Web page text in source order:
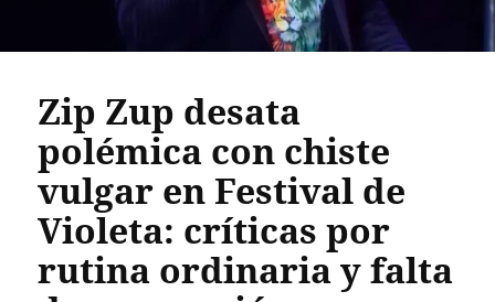
Zip Zup desata
polémica con chiste
vulgar en Festival de
Violeta: críticas por
rutina ordinaria y falta